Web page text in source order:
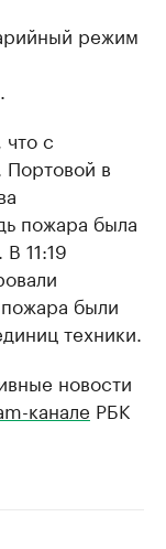
режим
с
Портовой в
пожара была
11:19
были
техники.
новости
канале РБК